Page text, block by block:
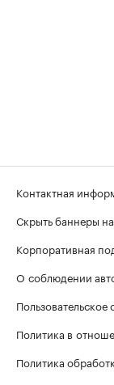
Контактная
Скрыть баннеры
Корпоративная
О соблюдении
Политика в
Политика